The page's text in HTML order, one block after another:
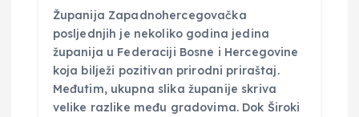
Županija Zapadnohercegovačka
posljednjih je nekoliko godina jedina
županija u Federaciji Bosne i Hercegovine
koja bilježi pozitivan prirodni priraštaj.
Međutim, ukupna slika županije skriva
velike razlike među gradovima. Dok Široki